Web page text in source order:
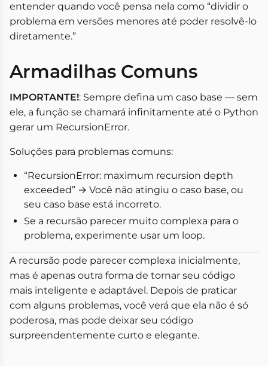
entender quando você pensa nela como “dividir o
problema em versões menores até poder resolvê-lo
diretamente.”
Armadilhas Comuns
IMPORTANTE!: Sempre defina um caso base — sem
ele, a função se chamará infinitamente até o Python
gerar um RecursionError.
Soluções para problemas comuns:
“RecursionError: maximum recursion depth
exceeded” → Você não atingiu o caso base, ou
seu caso base está incorreto.
Se a recursão parecer muito complexa para o
problema, experimente usar um loop.
A recursão pode parecer complexa inicialmente,
mas é apenas outra forma de tornar seu código
mais inteligente e adaptável. Depois de praticar
com alguns problemas, você verá que ela não é só
poderosa, mas pode deixar seu código
surpreendentemente curto e elegante.